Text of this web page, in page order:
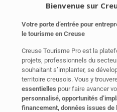
Bienvenue sur
Votre porte d’entrée pour
le tourisme en Creuse
Creuse Tourisme Pro est la
projets, professionnels du
souhaitant s’implanter, se
territoire creusois. Vous y
essentielles pour faire avancer
personnalisé, opportunités
financement, données issues de